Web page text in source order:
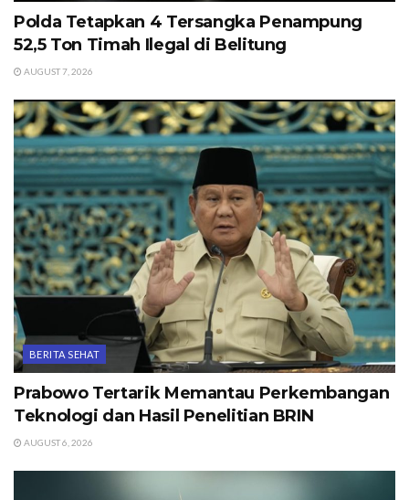
Polda Tetapkan 4 Tersangka Penampung
52,5 Ton Timah Ilegal di Belitung
AUGUST 7, 2026
BERITA SEHAT
Prabowo Tertarik Memantau Perkembangan
Teknologi dan Hasil Penelitian BRIN
AUGUST 6, 2026